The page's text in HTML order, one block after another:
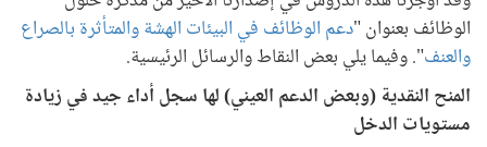
الوظائف بعنوان "دعم الوظائف في البيئات الهشة والمتأثرة بالصراع
والعنف". وفيما يلي بعض النقاط والرسائل الرئيسية.
المنح النقدية (وبعض الدعم العيني) لها سجل أداء جيد في زيادة
مستويات الدخل